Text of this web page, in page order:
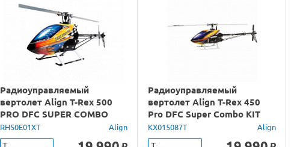
Радиоуправляемый
вертолет Align T-Rex 500
PRO DFC SUPER COMBO
RH50E01XT Align
Радиоуправляемый
вертолет Align T-Rex 450
Pro DFC Super Combo KIT
KX015087T Align